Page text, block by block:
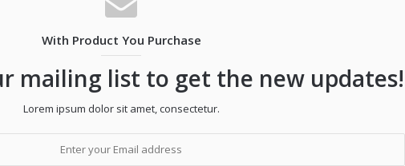
With Product You Purchase
mailing list to get the new updates!
Lorem ipsum dolor sit amet, consectetur.